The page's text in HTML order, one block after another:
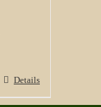
Details